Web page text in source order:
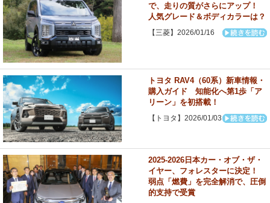
で、走りの質がさらにアップ！
人気グレード＆ボディカラーは？
【三菱】2026/01/16
トヨタ RAV4（60系）新車情報・
購入ガイド 知能化へ第1歩「ア
リーン」を初搭載！
【トヨタ】2026/01/03
2025-2026日本カー・オブ・ザ・
イヤー、フォレスターに決定！
弱点「燃費」を完全解消で、圧倒
的支持で受賞